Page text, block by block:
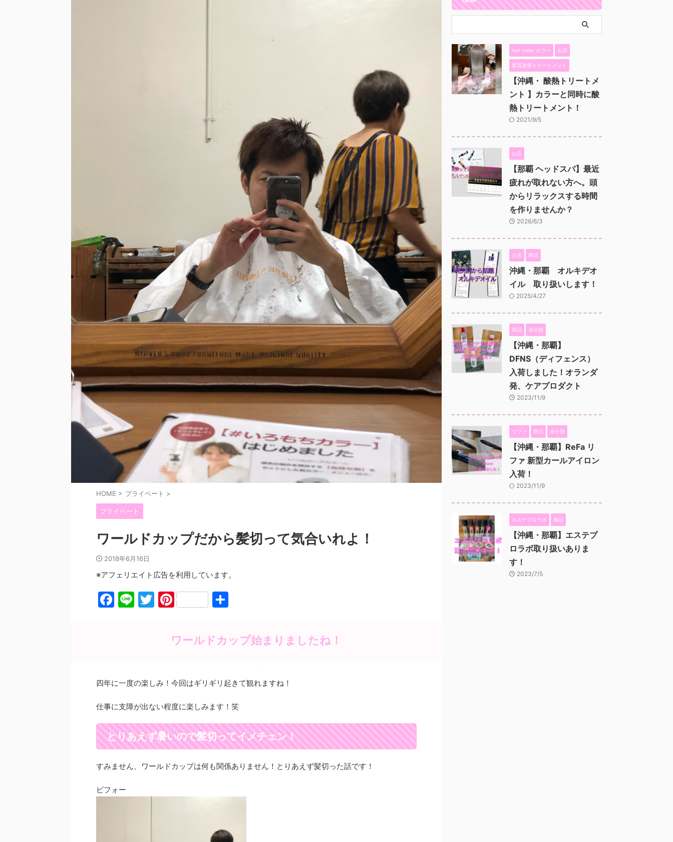
HOME > プライベート >
プライベート
ワールドカップだから髪切って気合いれよ！
2018年6月16日
※アフェリエイト広告を利用しています。
F
o
k
Li T Pi
er
e
ワールドカップ始まりましたね！
四年に一度の楽しみ！今回はギリギリ起きて観れますね！
仕事に支障が出ない程度に楽しみます！笑
とりあえず暑いので髪切ってイメチェン！
すみません、ワールドカップは何も関係ありません！とりあえず髪切った話です！
ビフォー
hair color カラー お店
髪質改善トリートメント
【沖縄・ 酸熱トリートメ
ント 】カラーと同時に酸
熱トリートメント！
2021/9/5
お店
【那覇 ヘッドスパ】最近
疲れが取れない方へ。頭
からリラックスする時間
を作りませんか？
2026/6/3
お店 商品
沖縄・那覇 オルキデオ
イル 取り扱いします！
2025/4/27
商品 未分類
【沖縄・那覇】
DFNS（ディフェンス）
入荷しました！オランダ
発、ケアプロダクト
2023/11/9
リファ 商品 未分類
【沖縄・那覇】ReFa リ
ファ 新型カールアイロン
入荷！
2023/11/9
エステプロラボ 商品
【沖縄・那覇】エステプ
ロラボ取り扱いありま
す！
2023/7/5